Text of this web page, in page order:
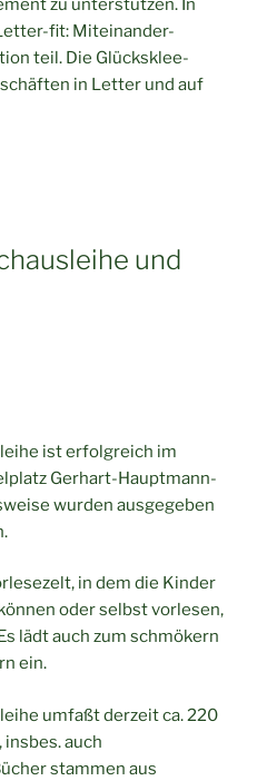
fit: Miteinander-
teil. Die Glücksklee-
in Letter und auf
und
ist erfolgreich im
Gerhart-Hauptmann-
wurden ausgegeben
in dem die Kinder
oder selbst vorlesen,
lädt auch zum schmökern
ein.
umfaßt derzeit ca. 220
auch
stammen aus